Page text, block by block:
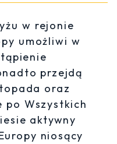
w rejonie
umożliwi w
przejdą
oraz
po Wszystkich
aktywny
niosący